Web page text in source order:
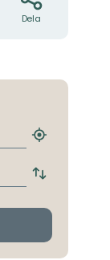
Dela
Hitta
hållplats
Byt
och